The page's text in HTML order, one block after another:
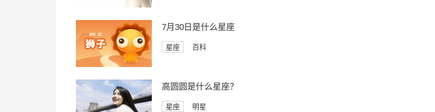
7月30日是什么星座
星座 百科
高圆圆是什么星座？
星座 明星